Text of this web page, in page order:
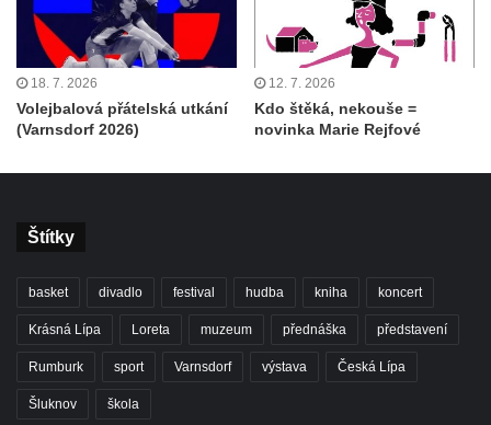
18. 7. 2026
Volejbalová přátelská utkání
(Varnsdorf 2026)
12. 7. 2026
Kdo štěká, nekouše =
novinka Marie Rejfové
Štítky
basket divadlo festival hudba kniha koncert
Krásná Lípa Loreta muzeum přednáška představení
Rumburk sport Varnsdorf výstava Česká Lípa
Šluknov škola